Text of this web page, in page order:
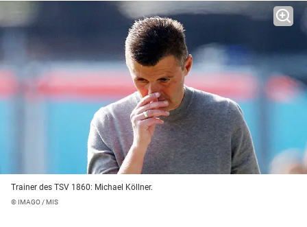
Trainer des TSV 1860: Michael Köllner.
© IMAGO / MIS